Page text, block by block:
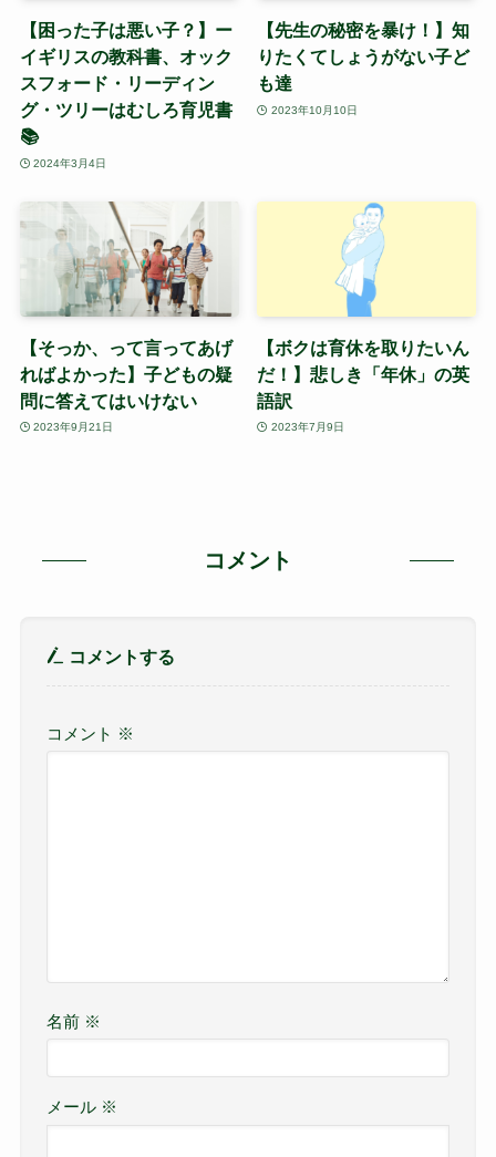
【困った子は悪い子？】ー
イギリスの教科書、オック
スフォード・リーディン
グ・ツリーはむしろ育児書
📚
2024年3月4日
【先生の秘密を暴け！】知
りたくてしょうがない子ど
も達
2023年10月10日
【そっか、って言ってあげ
ればよかった】子どもの疑
問に答えてはいけない
2023年9月21日
【ボクは育休を取りたいん
だ！】悲しき「年休」の英
語訳
2023年7月9日
コメント
コメントする
コメント ※
名前 ※
メール ※